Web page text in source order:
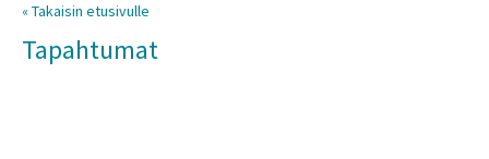
« Takaisin etusivulle
Tapahtumat